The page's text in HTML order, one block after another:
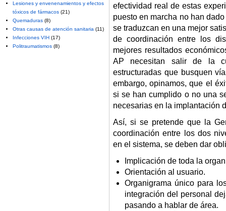
efectividad real de estas
puesto en marcha no han
se traduzcan en una mejor
de coordinación entre los
mejores resultados
AP necesitan salir de la
estructuradas que busquen
embargo, opinamos, que el
si se han cumplido o no una
necesarias en la implantación
Así, si se pretende que la
coordinación entre los dos
en el sistema, se deben dar
Implicación de toda la
Orientación al usuario.
Organigrama único para
integración del personal
pasando a hablar de área.
Lesiones y envenenamientos y efectos
tóxicos de fármacos (21)
Quemaduras (8)
Otras causas de atención sanitaria (11)
Infecciones VIH (17)
Politraumatismos (8)